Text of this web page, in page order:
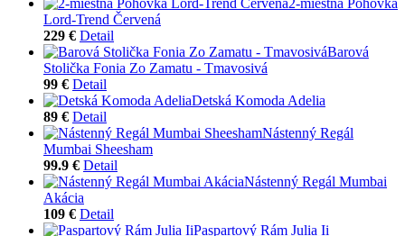
Lord-Trend Červená
229 € Detail
Barová
Stolička Fonia Zo Zamatu - Tmavosivá
99 € Detail
Detská Komoda Adelia
89 € Detail
Nástenný Regál
Mumbai Sheesham
99.9 € Detail
Nástenný Regál Mumbai
Akácia
109 € Detail
Paspartový Rám Julia Ii